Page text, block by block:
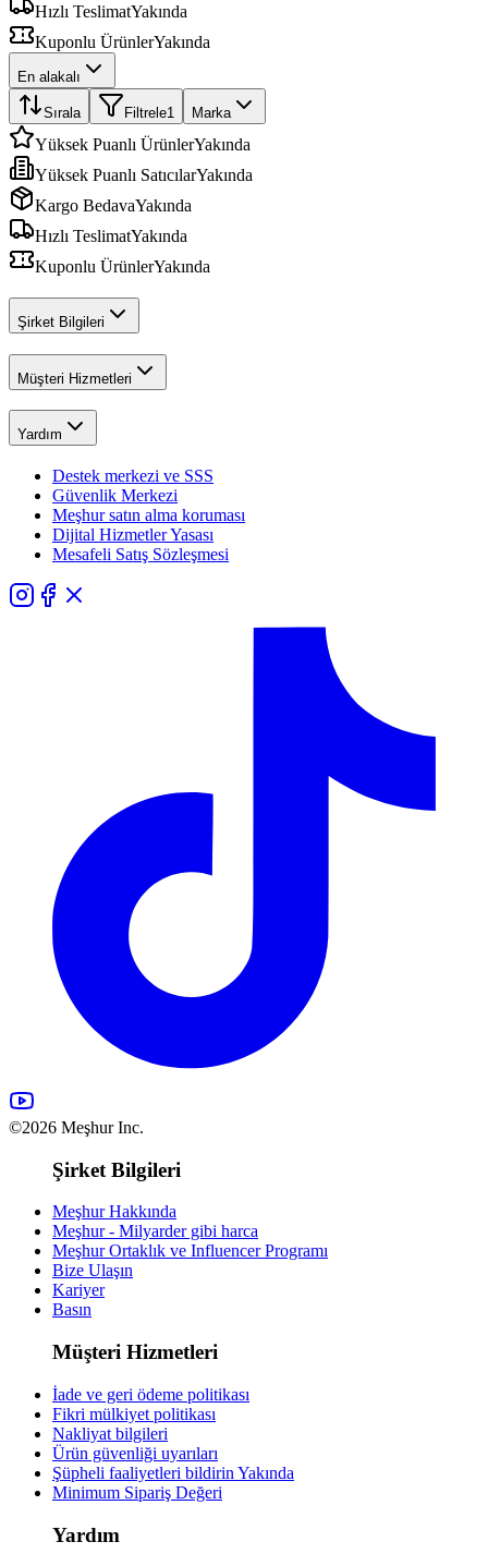
Hızlı TeslimatYakında
Kuponlu ÜrünlerYakında
En alakalı
Sırala Filtrele1 Marka
Yüksek Puanlı ÜrünlerYakında
Yüksek Puanlı SatıcılarYakında
Kargo BedavaYakında
Hızlı TeslimatYakında
Kuponlu ÜrünlerYakında
Şirket Bilgileri
Müşteri Hizmetleri
Yardım
Destek merkezi ve SSS
Güvenlik Merkezi
Meşhur satın alma koruması
Dijital Hizmetler Yasası
Mesafeli Satış Sözleşmesi
©2026 Meşhur Inc.
Şirket Bilgileri
Meşhur Hakkında
Meşhur - Milyarder gibi harca
Meşhur Ortaklık ve Influencer Programı
Bize Ulaşın
Kariyer
Basın
Müşteri Hizmetleri
İade ve geri ödeme politikası
Fikri mülkiyet politikası
Nakliyat bilgileri
Ürün güvenliği uyarıları
Şüpheli faaliyetleri bildirin Yakında
Minimum Sipariş Değeri
Yardım